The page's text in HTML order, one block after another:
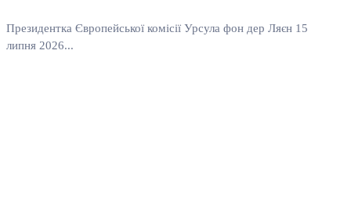
Президентка Європейської комісії Урсула фон дер Ляєн 15
липня 2026...